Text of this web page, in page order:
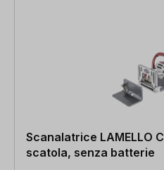
Scanalatrice LAMELLO
scatola, senza batterie